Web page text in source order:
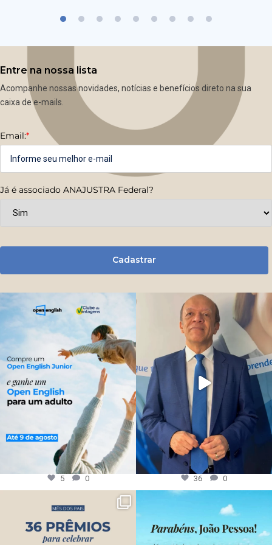
Entre na nossa lista
Acompanhe nossas novidades, notícias e benefícios direto na sua
caixa de e-mails.
Email:*
Já é associado ANAJUSTRA Federal?
Cadastrar
5 0 36 0